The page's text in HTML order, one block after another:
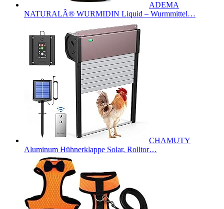
ADEMA
NATURALÂ® WURMIDIN Liquid – Wurmmittel…
CHAMUTY
Aluminum Hühnerklappe Solar, Rolltor…